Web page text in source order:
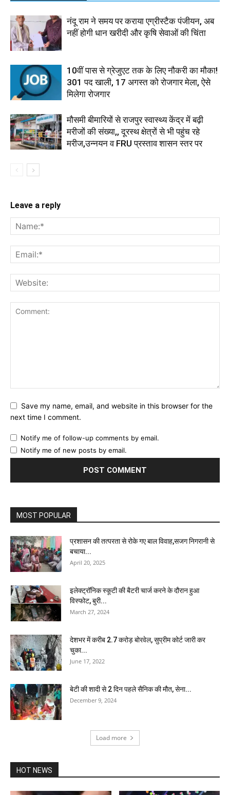
नंदू राम ने समय पर कराया एग्रीस्टैक पंजीयन, अब
नहीं होगी धान खरीदी और कृषि सेवाओं की चिंता
10वीं पास से ग्रेजुएट तक के लिए नौकरी का मौका!
301 पद खाली, 17 अगस्त को रोजगार मेला, ऐसे
मिलेगा रोजगार
मौसमी बीमारियों से राजपुर स्वास्थ्य केंद्र में बढ़ी
मरीजों की संख्या,, दूरस्थ क्षेत्रों से भी पहुंच रहे
मरीज,उन्नयन व FRU प्रस्ताव शासन स्तर पर
Leave a reply
Save my name, email, and website in this browser for the
next time I comment.
Notify me of follow-up comments by email.
Notify me of new posts by email.
MOST POPULAR
प्रशासन की तत्परता से रोके गए बाल विवाह,सजग निगरानी से
बचाया...
April 20, 2025
इलेक्ट्रॉनिक स्कूटी की बैटरी चार्ज करने के दौरान हुआ
विस्फोट, बुरी...
March 27, 2024
देशभर में करीब 2.7 करोड़ बोरवेल, सुप्रीम कोर्ट जारी कर
चुका...
June 17, 2022
बेटी की शादी से 2 दिन पहले सैनिक की मौत, सेना...
December 9, 2024
Load more
HOT NEWS